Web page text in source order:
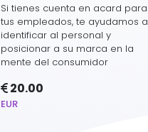
Si tienes cuenta en acard para
tus empleados, te ayudamos a
identificar al personal y
posicionar a su marca en la
mente del consumidor
20.00
EUR